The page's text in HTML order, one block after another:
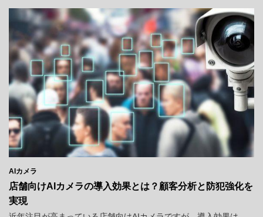
AIカメラ
店舗向けAIカメラの導入効果とは？顧客分析と防犯強化を
実現